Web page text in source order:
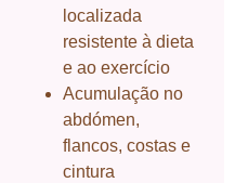
localizada
resistente à dieta
e ao exercício
Acumulação no
abdómen,
flancos, costas e
cintura